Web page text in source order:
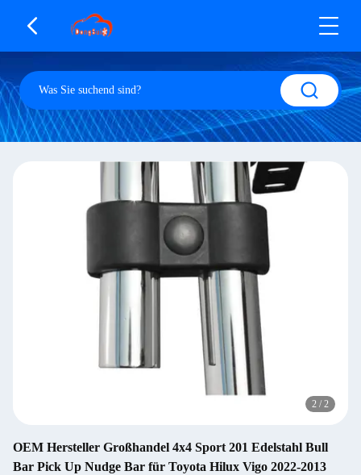
2 / 2
OEM Hersteller Großhandel 4x4 Sport 201 Edelstahl Bull
Bar Pick Up Nudge Bar für Toyota Hilux Vigo 2022-2013